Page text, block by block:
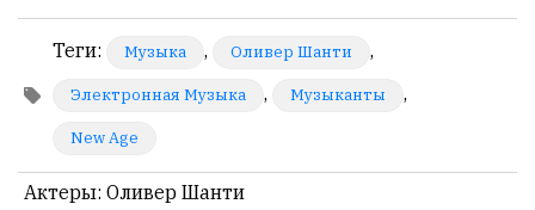
Теги: Музыка , Оливер Шанти ,
Электронная Музыка , Музыканты ,
New Age
Актеры: Оливер Шанти